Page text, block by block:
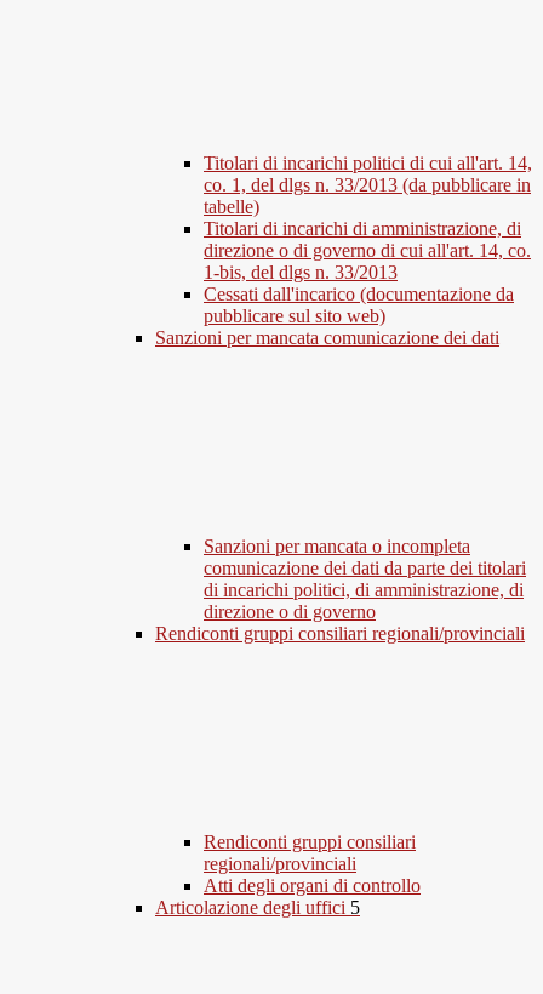
Titolari di incarichi politici di cui all'art. 14,
co. 1, del dlgs n. 33/2013 (da pubblicare in
tabelle)
Titolari di incarichi di amministrazione, di
direzione o di governo di cui all'art. 14, co.
1-bis, del dlgs n. 33/2013
Cessati dall'incarico (documentazione da
pubblicare sul sito web)
Sanzioni per mancata comunicazione dei dati
Sanzioni per mancata o incompleta
comunicazione dei dati da parte dei titolari
di incarichi politici, di amministrazione, di
direzione o di governo
Rendiconti gruppi consiliari regionali/provinciali
Rendiconti gruppi consiliari
regionali/provinciali
Atti degli organi di controllo
Articolazione degli uffici 5